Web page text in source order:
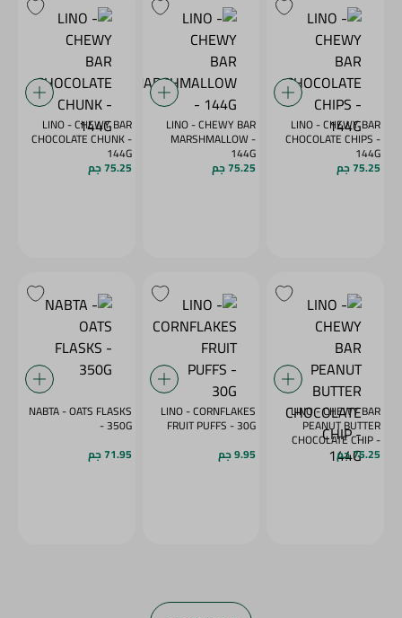
LINO - CHEWY BAR
CHOCOLATE CHIPS -
144G
75.25 جم
LINO - CHEWY BAR
MARSHMALLOW -
144G
75.25 جم
LINO - CHEWY BAR
CHOCOLATE CHUNK -
144G
75.25 جم
LINO - CHEWY BAR
PEANUT BUTTER
CHOCOLATE CHIP -
144G
75.25 جم
LINO - CORNFLAKES
FRUIT PUFFS - 30G
9.95 جم
NABTA - OATS FLASKS
- 350G
71.95 جم